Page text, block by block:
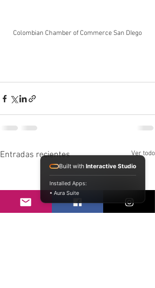
Colombian Chamber of Commerce San DIego
Entradas recientes Ver todo
Built with Interactive Studio
Installed Apps:
• Aura Suite